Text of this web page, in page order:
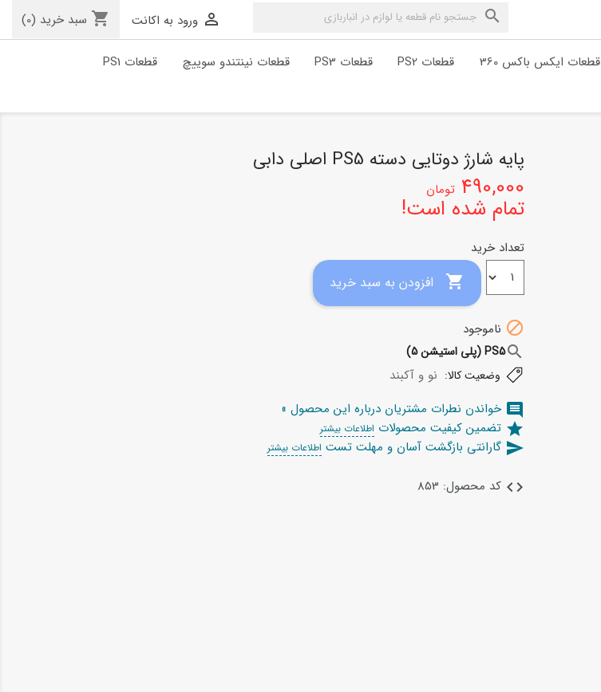

 ورود به اکانت shopping_cart سبد خرید (0)
قطعات ایکس باکس 360 قطعات PS2 قطعات PS3 قطعات نینتندو سوییچ
قطعات PS1
پایه شارژ دوتایی دسته PS5 اصلی دابی
490,000 تومان
تمام شده است!
تعداد خرید

 ناموجود
searchPS5 (پلی استیشن 5)
وضعیت کالا: نو و آکبند
comment خواندن نطرات مشتریان درباره این محصول »
star تضمین کیفیت محصولات اطلاعات بیشتر
send گارانتی بازگشت آسان و مهلت تست اطلاعات بیشتر
code کد محصول: 853